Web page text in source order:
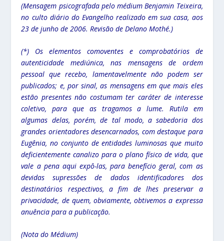
(Mensagem psicografada pelo médium Benjamin Teixeira,
no culto diário do Evangelho realizado em sua casa, aos
23 de junho de 2006. Revisão de Delano Mothé.)
(*) Os elementos comoventes e comprobatórios de
autenticidade mediúnica, nas mensagens de ordem
pessoal que recebo, lamentavelmente não podem ser
publicados; e, por sinal, as mensagens em que mais eles
estão presentes não costumam ter caráter de interesse
coletivo, para que as tragamos a lume. Rutila em
algumas delas, porém, de tal modo, a sabedoria dos
grandes orientadores desencarnados, com destaque para
Eugênia, no conjunto de entidades luminosas que muito
deficientemente canalizo para o plano físico de vida, que
vale a pena aqui expô-las, para benefício geral, com as
devidas supressões de dados identificadores dos
destinatários respectivos, a fim de lhes preservar a
privacidade, de quem, obviamente, obtivemos a expressa
anuência para a publicação.
(Nota do Médium)